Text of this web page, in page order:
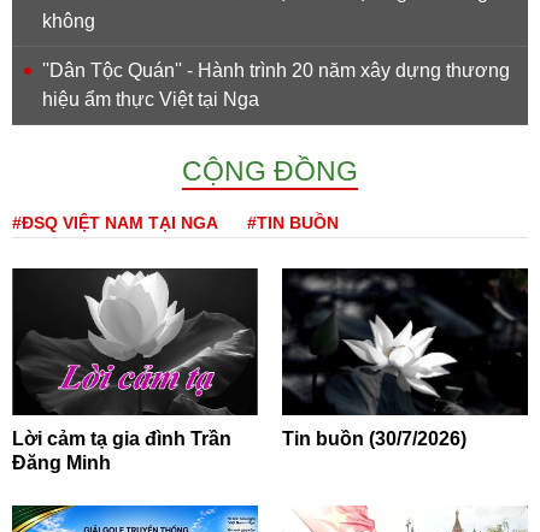
không
''Dân Tộc Quán'' - Hành trình 20 năm xây dựng thương
hiệu ẩm thực Việt tại Nga
CỘNG ĐỒNG
#ĐSQ VIỆT NAM TẠI NGA #TIN BUỒN
Lời cảm tạ gia đình Trần
Đăng Minh
Tin buồn (30/7/2026)